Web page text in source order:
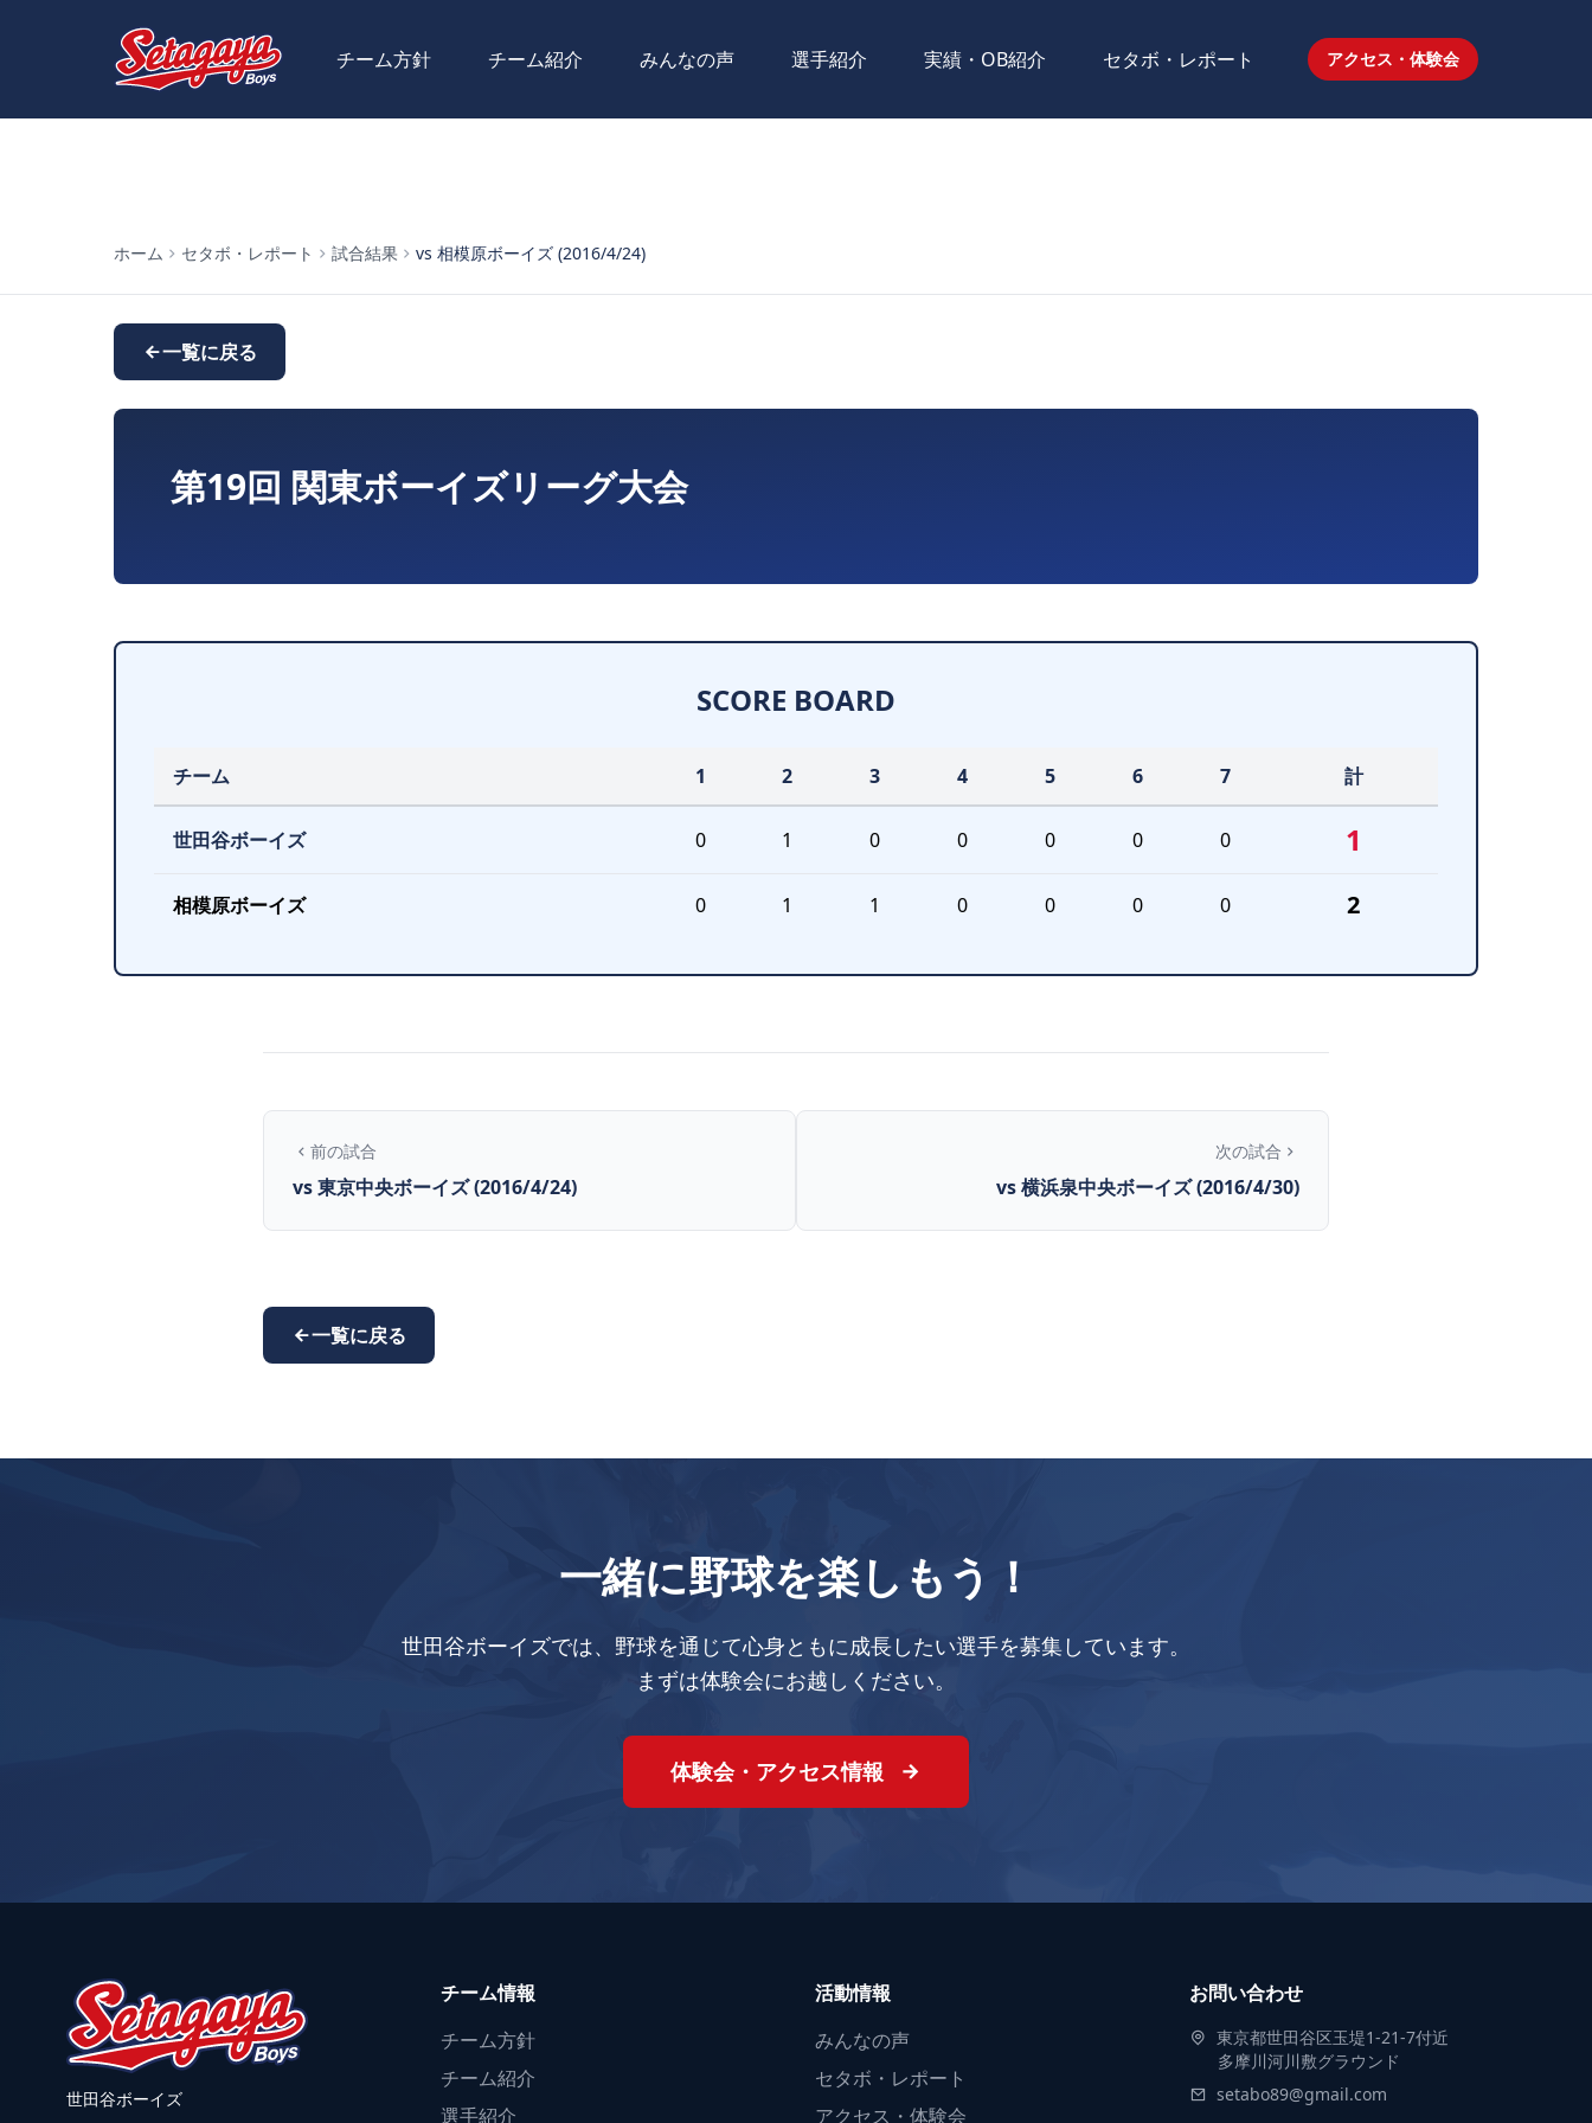
チーム方針 チーム紹介 みんなの声 選手紹介 実績・OB紹介 セタボ・レポート アクセス・体験会
ホーム セタボ・レポート 試合結果 vs 相模原ボーイズ (2016/4/24)
一覧に戻る
第19回 関東ボーイズリーグ大会
SCORE BOARD
チーム 1 2 3 4 5 6 7 計
世田谷ボーイズ 0 1 0 0 0 0 0 1
相模原ボーイズ 0 1 1 0 0 0 0 2
前の試合
vs 東京中央ボーイズ (2016/4/24)
次の試合
vs 横浜泉中央ボーイズ (2016/4/30)
一覧に戻る
一緒に野球を楽しもう！
世田谷ボーイズでは、野球を通じて心身ともに成長したい選手を募集しています。
まずは体験会にお越しください。
体験会・アクセス情報
世田谷ボーイズ
チーム情報
チーム方針
チーム紹介
選手紹介
活動情報
みんなの声
セタボ・レポート
アクセス・体験会
お問い合わせ
東京都世田谷区玉堤1-21-7付近
多摩川河川敷グラウンド
setabo89@gmail.com